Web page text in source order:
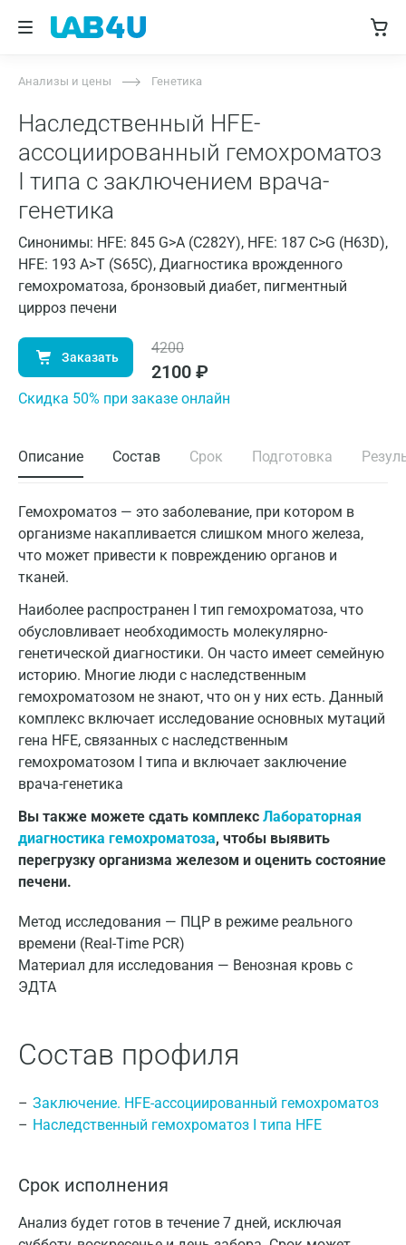
Анализы и цены Генетика
Наследственный HFE-
ассоциированный гемохроматоз
I типа с заключением врача-
генетика
Синонимы: HFE: 845 G>A (C282Y), HFE: 187 С>G (H63D),
HFE: 193 А>T (S65C), Диагностика врожденного
гемохроматоза, бронзовый диабет, пигментный
цирроз печени
Заказать
4200
2100 ₽
Cкидка 50% при заказе онлайн
Описание Состав Срок Подготовка
Гемохроматоз — это заболевание, при котором в
организме накапливается слишком много железа,
что может привести к повреждению органов и
тканей.
Наиболее распространен I тип гемохроматоза, что
обусловливает необходимость молекулярно-
генетической диагностики. Он часто имеет семейную
историю. Многие люди с наследственным
гемохроматозом не знают, что он у них есть. Данный
комплекс включает исследование основных мутаций
гена HFE, связанных с наследственным
гемохроматозом I типа и включает заключение
врача-генетика
Вы также можете сдать комплекс Лабораторная
диагностика гемохроматоза, чтобы выявить
перегрузку организма железом и оценить состояние
печени.
Метод исследования — ПЦР в режиме реального
времени (Real-Time PCR)
Материал для исследования — Венозная кровь с
ЭДТА
Состав профиля
Заключение. HFE-ассоциированный гемохроматоз
Наследственный гемохроматоз I типа HFE
Срок исполнения
Анализ будет готов в течение 7 дней, исключая